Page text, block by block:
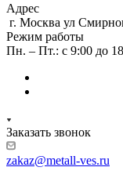
Адрес
г. Москва ул
Режим работы
Пн. – Пт.: с 9:00 до
Заказать звонок
zakaz@metall-ves.ru